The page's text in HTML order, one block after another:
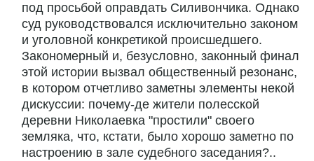
под просьбой оправдать Силивончика. Однако
суд руководствовался исключительно законом
и уголовной конкретикой происшедшего.
Закономерный и, безусловно, законный финал
этой истории вызвал общественный резонанс,
в котором отчетливо заметны элементы некой
дискуссии: почему-де жители полесской
деревни Николаевка "простили" своего
земляка, что, кстати, было хорошо заметно по
настроению в зале судебного заседания?..